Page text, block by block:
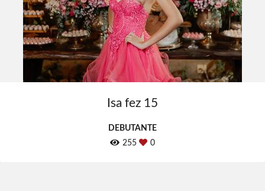
Isa fez 15
DEBUTANTE
255
0